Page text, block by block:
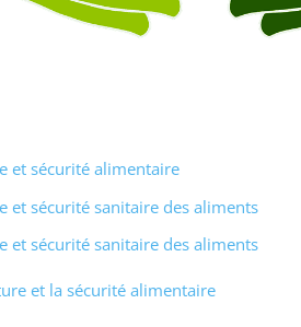
et sécurité alimentaire
et sécurité sanitaire des aliments
et sécurité sanitaire des aliments
et la sécurité alimentaire